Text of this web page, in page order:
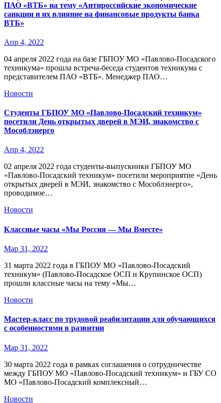
ПАО «ВТБ» на тему «Антироссийские экономические
санкции и их влияние на финансовые продукты банка
ВТБ»
Апр 4, 2022
04 апреля 2022 года на базе ГБПОУ МО «Павлово-Посадского
техникума» прошла встреча-беседа студентов техникума с
представителем ПАО «ВТБ». Менеджер ПАО…
Новости
Студенты ГБПОУ МО «Павлово-Посадский техникум»
посетили День открытых дверей в МЭИ, знакомство с
Мособлэнерго
Апр 4, 2022
02 апреля 2022 года студенты-выпускники ГБПОУ МО
«Павлово-Посадский техникум» посетили мероприятие «День
открытых дверей в МЭИ, знакомство с Мособлэнерго»,
проводимое…
Новости
Классные часы «Мы Россия — Мы Вместе»
Мар 31, 2022
31 марта 2022 года в ГБПОУ МО «Павлово-Посадский
техникум» (Павлово-Посадское ОСП и Крупинское ОСП)
прошли классные часы на тему «Мы…
Новости
Мастер-класс по трудовой реабилитации для обучающихся
с особенностями в развитии
Мар 31, 2022
30 марта 2022 года в рамках соглашения о сотрудничестве
между ГБПОУ МО «Павлово-Посадский техникум» и ГБУ СО
МО «Павлово-Посадский комплексный…
Новости